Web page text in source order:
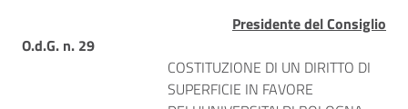
Presidente del Consiglio
O.d.G. n. 29
COSTITUZIONE DI UN DIRITTO DI
SUPERFICIE IN FAVORE